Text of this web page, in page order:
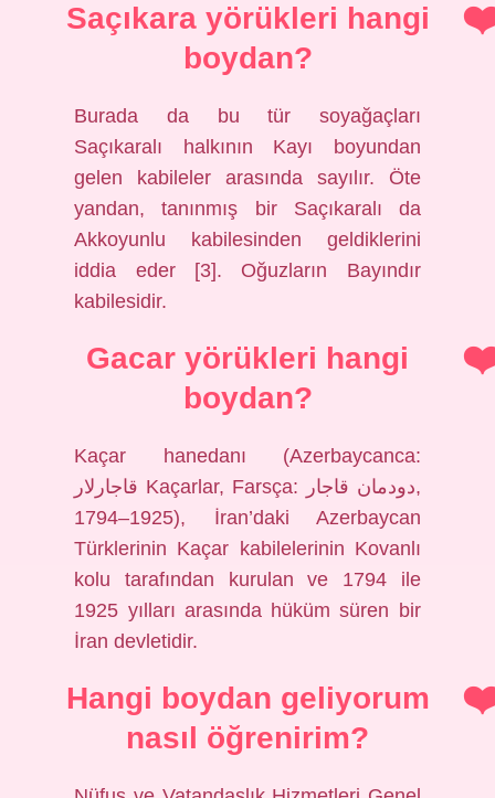
Saçıkara yörükleri hangi
boydan?
Burada da bu tür soyağaçları
Saçıkaralı halkının Kayı boyundan
gelen kabileler arasında sayılır. Öte
yandan, tanınmış bir Saçıkaralı da
Akkoyunlu kabilesinden geldiklerini
iddia eder [3]. Oğuzların Bayındır
kabilesidir.
Gacar yörükleri hangi
boydan?
Kaçar hanedanı (Azerbaycanca:
قاجارلار Kaçarlar, Farsça: دودمان قاجار‎,
1794–1925), İran’daki Azerbaycan
Türklerinin Kaçar kabilelerinin Kovanlı
kolu tarafından kurulan ve 1794 ile
1925 yılları arasında hüküm süren bir
İran devletidir.
Hangi boydan geliyorum
nasıl öğrenirim?